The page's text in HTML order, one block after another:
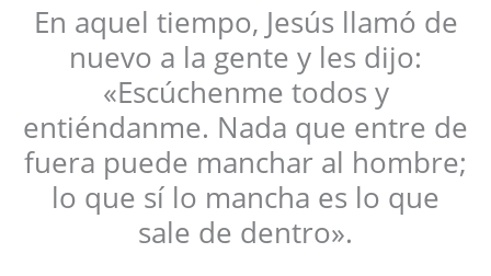
En aquel tiempo, Jesús llamó de
nuevo a la gente y les dijo:
«Escúchenme todos y
entiéndanme. Nada que entre de
fuera puede manchar al hombre;
lo que sí lo mancha es lo que
sale de dentro».